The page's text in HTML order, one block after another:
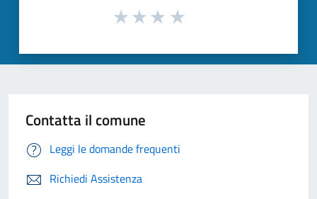
Contatta il comune
Leggi le domande frequenti
Richiedi Assistenza